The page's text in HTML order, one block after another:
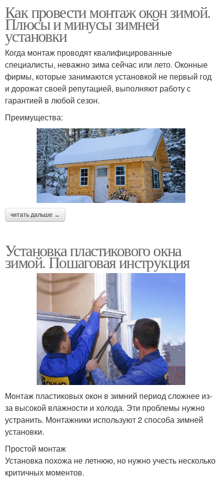
Как провести монтаж окон зимой.
Плюсы и минусы зимней
установки
Когда монтаж проводят квалифицированные
специалисты, неважно зима сейчас или лето. Оконные
фирмы, которые занимаются установкой не первый год
и дорожат своей репутацией, выполняют работу с
гарантией в любой сезон.
Преимущества:
читать дальше →
Установка пластикового окна
зимой. Пошаговая инструкция
Монтаж пластиковых окон в зимний период сложнее из-
за высокой влажности и холода. Эти проблемы нужно
устранить. Монтажники используют 2 способа зимней
установки.
Простой монтаж
Установка похожа не летнюю, но нужно учесть несколько
критичных моментов.